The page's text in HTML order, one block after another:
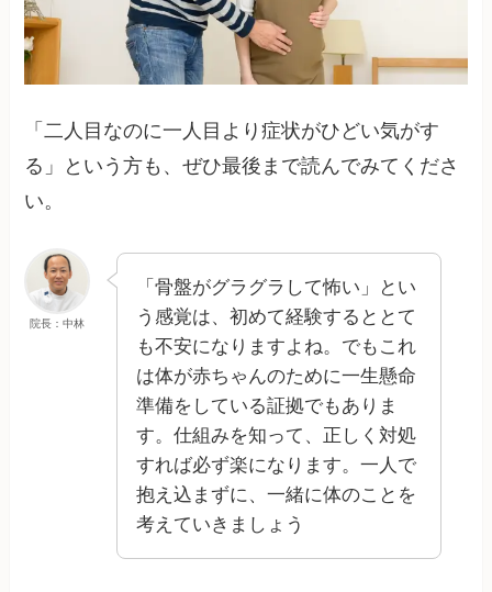
「二人目なのに一人目より症状がひどい気がす
る」という方も、ぜひ最後まで読んでみてくださ
い。
院長：中林
「骨盤がグラグラして怖い」とい
う感覚は、初めて経験するととて
も不安になりますよね。でもこれ
は体が赤ちゃんのために一生懸命
準備をしている証拠でもありま
す。仕組みを知って、正しく対処
すれば必ず楽になります。一人で
抱え込まずに、一緒に体のことを
考えていきましょう